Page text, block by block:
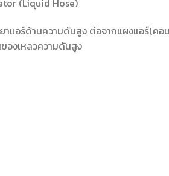
(Liquid Hose)
แอร์ด้านความดันสูง ต่อจากแผงแอร์(คอน
องเหลวความดันสูง